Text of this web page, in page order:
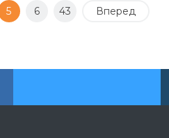
5 6 43 Вперед